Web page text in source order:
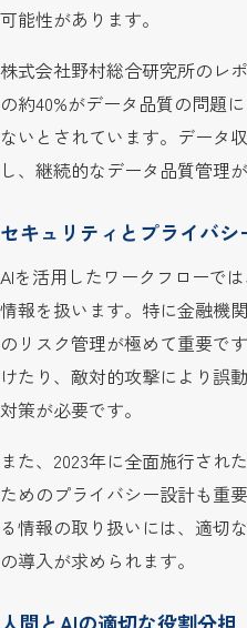
可能性があります。
株式会社野村総合研究所のレ
の約40%がデータ品質の問題
ないとされています。データ
し、継続的なデータ品質管理
セキュリティとプライバシ
AIを活用したワークフローで
情報を扱います。特に金融機
のリスク管理が極めて重要で
けたり、敵対的攻撃により誤
対策が必要です。
また、2023年に全面施行され
ためのプライバシー設計も重
る情報の取り扱いには、適切
の導入が求められます。
人間とAIの適切な役割分担